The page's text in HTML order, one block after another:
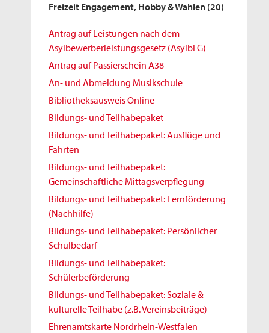
Freizeit Engagement, Hobby & Wahlen (20)
Antrag auf Leistungen nach dem
Asylbewerberleistungsgesetz (AsylbLG)
Antrag auf Passierschein A38
An- und Abmeldung Musikschule
Bibliotheksausweis Online
Bildungs- und Teilhabepaket
Bildungs- und Teilhabepaket: Ausflüge und
Fahrten
Bildungs- und Teilhabepaket:
Gemeinschaftliche Mittagsverpflegung
Bildungs- und Teilhabepaket: Lernförderung
(Nachhilfe)
Bildungs- und Teilhabepaket: Persönlicher
Schulbedarf
Bildungs- und Teilhabepaket:
Schülerbeförderung
Bildungs- und Teilhabepaket: Soziale &
kulturelle Teilhabe (z.B. Vereinsbeiträge)
Ehrenamtskarte Nordrhein-Westfalen